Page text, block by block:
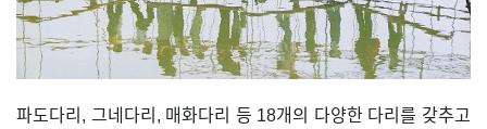
파도다리, 그네다리, 매화다리 등 18개의 다양한 다리를 갖추고